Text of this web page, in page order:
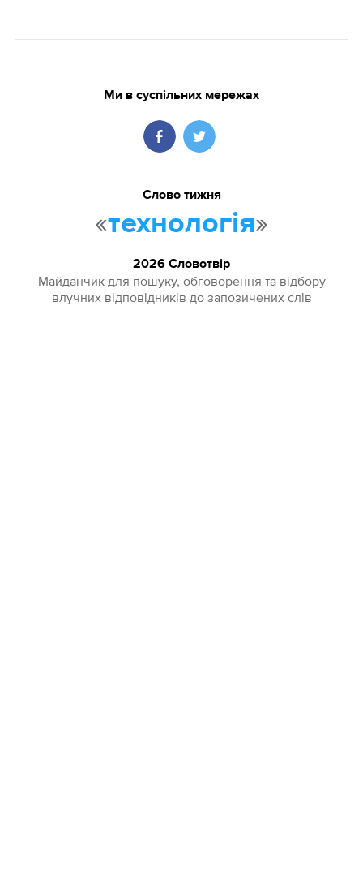
Ми в суспільних мережах
Слово тижня
«технологія»
2026 Словотвір
Майданчик для пошуку, обговорення та відбору
влучних відповідників до запозичених слів